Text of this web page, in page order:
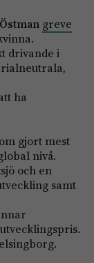
greve
drivande i
ha
gjort mest
nivå.
och en
samt